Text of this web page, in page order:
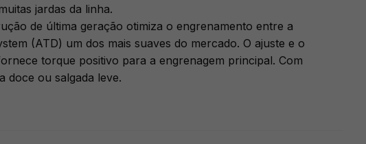
jardas da linha.
de última geração otimiza o engrenamento entre a
(ATD) um dos mais suaves do mercado. O ajuste e o
torque positivo para a engrenagem principal. Com
doce ou salgada leve.